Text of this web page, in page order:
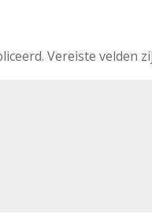
Vereiste velden